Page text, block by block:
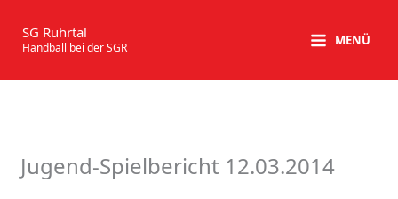
Inhalt
springen
SG Ruhrtal
Handball bei der SGR MENÜ
Jugend-Spielbericht 12.03.2014